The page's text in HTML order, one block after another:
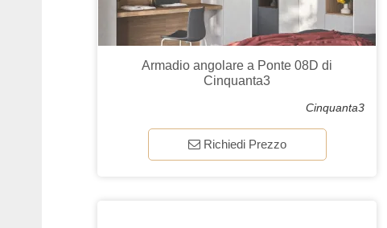
Armadio angolare a Ponte 08D di
Cinquanta3
Cinquanta3
Richiedi Prezzo